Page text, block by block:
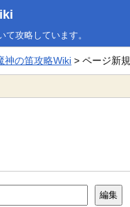
攻略しています。
神の笛攻略Wiki > ページ新